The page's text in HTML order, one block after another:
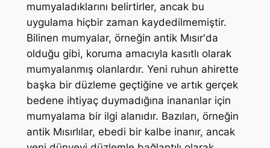
mumyaladıklarını belirtirler, ancak bu
uygulama hiçbir zaman kaydedilmemiştir.
Bilinen mumyalar, örneğin antik Mısır'da
olduğu gibi, koruma amacıyla kasıtlı olarak
mumyalanmış olanlardır. Yeni ruhun ahirette
başka bir düzleme geçtiğine ve artık gerçek
bedene ihtiyaç duymadığına inananlar için
mumyalama bir ilgi alanıdır. Bazıları, örneğin
antik Mısırlılar, ebedi bir kalbe inanır, ancak